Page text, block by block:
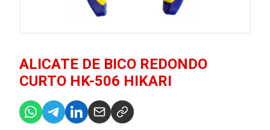
ALICATE DE BICO REDONDO
CURTO HK-506 HIKARI